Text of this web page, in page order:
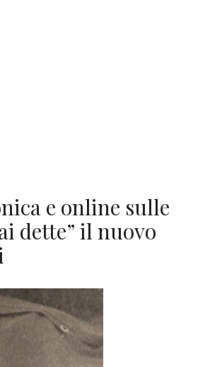
e online sulle
dette” il nuovo